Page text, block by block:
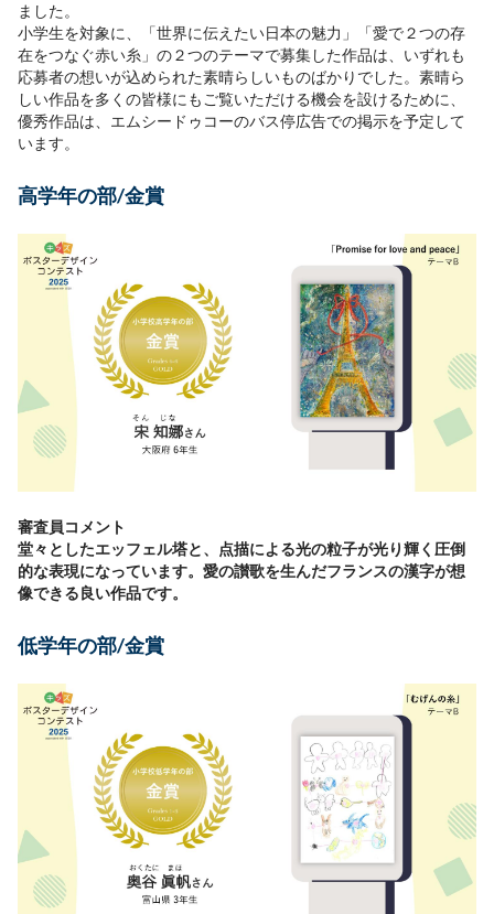
ました。
小学生を対象に、「世界に伝えたい日本の魅力」「愛で２つの存
在をつなぐ赤い糸」の２つのテーマで募集した作品は、いずれも
応募者の想いが込められた素晴らしいものばかりでした。素晴ら
しい作品を多くの皆様にもご覧いただける機会を設けるために、
優秀作品は、エムシードゥコーのバス停広告での掲示を予定して
います。
高学年の部/金賞
審査員コメント
堂々としたエッフェル塔と、点描による光の粒子が光り輝く圧倒
的な表現になっています。愛の讃歌を生んだフランスの漢字が想
像できる良い作品です。
低学年の部/金賞